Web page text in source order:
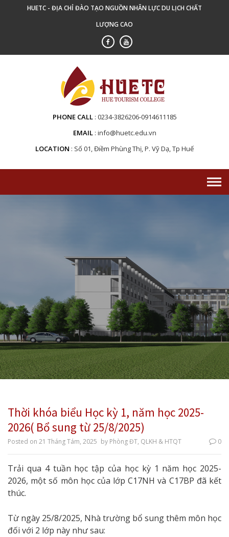
HUETC - ĐỊA CHỈ ĐÀO TẠO NGUỒN NHÂN LỰC DU LỊCH CHẤT
LƯỢNG CAO
PHONE CALL 0234-3826206-0914611185
EMAIL info@huetc.edu.vn
LOCATION
Số 01, Điềm Phùng Thị, P. Vỹ Dạ, Tp Huế
Thời khóa biểu Học kỳ 1, năm học 2025-
2026( Bổ sung từ 25/8/2025)
Posted on 21 Tháng Tám, 2025 by Phòng ĐT, QLKH & HTQT 0
Trải qua 4 tuần học tập của học kỳ 1 năm học 2025-
2026, một số môn học của lớp C17NH và C17BP đã kết
thúc.
Từ ngày 25/8/2025, Nhà trường bổ sung thêm môn học
đối với 2 lớp này như sau: